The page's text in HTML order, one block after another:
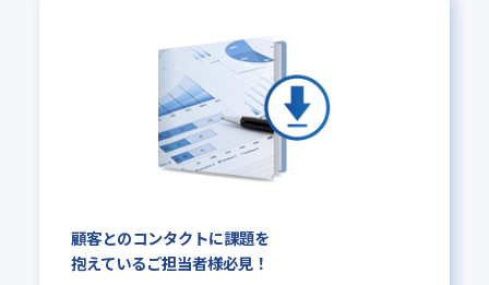
顧客とのコンタクトに課題を
抱えているご担当者様必見！